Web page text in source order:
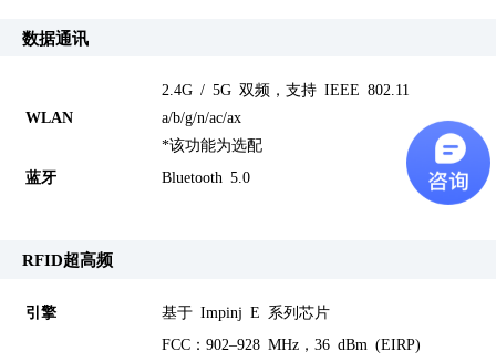
数据通讯
WLAN
2.4G / 5G 双频，支持 IEEE 802.11
a/b/g/n/ac/ax
*该功能为选配
蓝牙 Bluetooth 5.0
RFID超高频
引擎 基于 Impinj E 系列芯片
FCC：902–928 MHz，36 dBm (EIRP)